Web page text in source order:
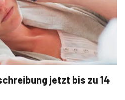
jetzt bis zu 14